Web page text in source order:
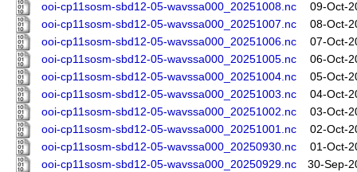
ooi-cp11sosm-sbd12-05-wavssa000_20251008.nc
09-Oct-
ooi-cp11sosm-sbd12-05-wavssa000_20251007.nc
08-Oct-
ooi-cp11sosm-sbd12-05-wavssa000_20251006.nc
07-Oct-
ooi-cp11sosm-sbd12-05-wavssa000_20251005.nc
06-Oct-
ooi-cp11sosm-sbd12-05-wavssa000_20251004.nc
05-Oct-
ooi-cp11sosm-sbd12-05-wavssa000_20251003.nc
04-Oct-
ooi-cp11sosm-sbd12-05-wavssa000_20251002.nc
03-Oct-
ooi-cp11sosm-sbd12-05-wavssa000_20251001.nc
02-Oct-
ooi-cp11sosm-sbd12-05-wavssa000_20250930.nc
01-Oct-
ooi-cp11sosm-sbd12-05-wavssa000_20250929.nc
30-Sep-